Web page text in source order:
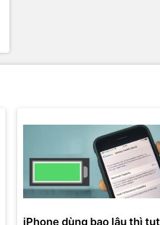
iPhone dùng bao lâu thì tụt